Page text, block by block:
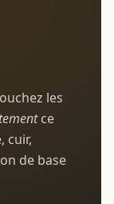
les
ce
cuir,
de base